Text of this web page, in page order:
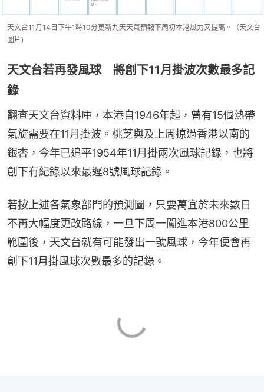
天文台11月14日下午1時10分更新九天天氣預報下周初本港風力又提高。（天文台
圖片)
天文台若再發風球 將創下11月掛波次數最多記
錄
翻查天文台資料庫，本港自1946年起，曾有15個熱帶
氣旋需要在11月掛波。桃芝與及上周掠過香港以南的
銀杏，今年已追平1954年11月掛兩次風球記錄，也將
創下有紀錄以來最遲8號風球記錄。
若按上述各氣象部門的預測圖，只要萬宜於未來數日
不再大幅度更改路線，一旦下周一闖進本港800公里
範圍後，天文台就有可能發出一號風球，今年便會再
創下11月掛風球次數最多的記錄。